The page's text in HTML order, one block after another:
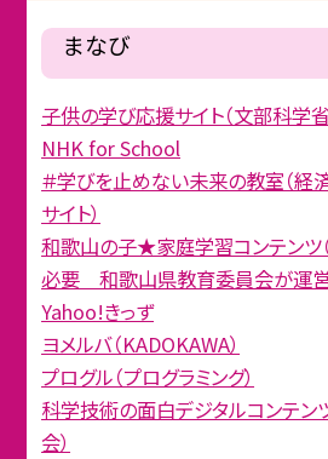
まなび
子供の学び応援サイト（文部科学
NHK for School
＃学びを止めない未来の教室（経
サイト）
和歌山の子★家庭学習コンテンツ
必要 和歌山県教育委員会が運営
Yahoo!きっず
ヨメルバ（KADOKAWA）
プログル（プログラミング）
科学技術の面白デジタルコンテン
会）